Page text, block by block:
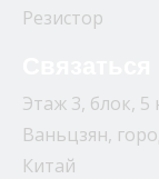
Резистор
Этаж 3, блок,
Ваньцзян,
Китай